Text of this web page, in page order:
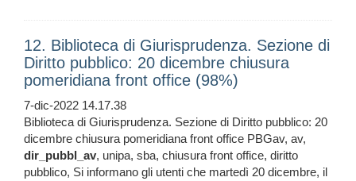
12. Biblioteca di Giurisprudenza. Sezione di
Diritto pubblico: 20 dicembre chiusura
pomeridiana front office (98%)
7-dic-2022 14.17.38
Biblioteca di Giurisprudenza. Sezione di Diritto pubblico: 20
dicembre chiusura pomeridiana front office PBGav, av,
dir_pubbl_av, unipa, sba, chiusura front office, diritto
pubblico, Si informano gli utenti che martedì 20 dicembre, il